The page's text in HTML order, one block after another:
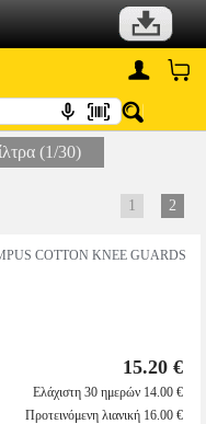
(1/30)
1 2
COTTON KNEE GUARDS
15.20 €
Ελάχιστη 30 ημερών 14.00 €
Προτεινόμενη λιανική 16.00 €